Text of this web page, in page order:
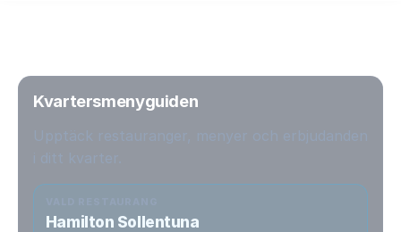
Kvartersmenyguiden
Hamilton Sollentuna